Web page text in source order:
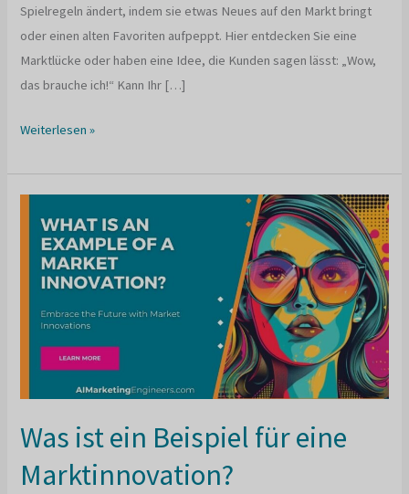
Spielregeln ändert, indem sie etwas Neues auf den Markt bringt
oder einen alten Favoriten aufpeppt. Hier entdecken Sie eine
Marktlücke oder haben eine Idee, die Kunden sagen lässt: „Wow,
das brauche ich!“ Kann Ihr […]
Was
die
Arten
Marketinginnovationen
Beispielen?
Weiterlesen »
Was ist ein Beispiel für eine
Marktinnovation?